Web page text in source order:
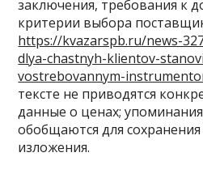
заключения, требования к
критерии выбора
https://kvazarspb.ru/news-
dlya-chastnyh-klientov-
vostrebovannym-
тексте не приводятся
данные о ценах;
обобщаются для
изложения.